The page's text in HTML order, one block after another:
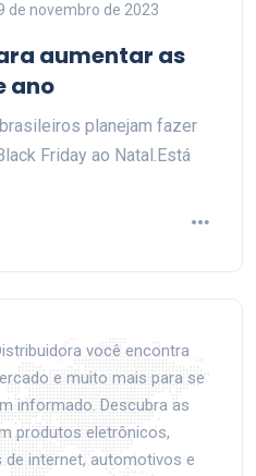
de novembro de 2023
aumentar as
ano
planejam fazer
Friday ao Natal.Está
você encontra
e muito mais para se
informado. Descubra as
produtos eletrônicos,
internet, automotivos e